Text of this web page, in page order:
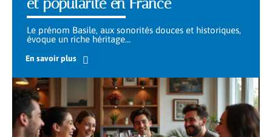
et popularité en France
Le prénom Basile, aux sonorités douces et historiques,
évoque un riche héritage…
En savoir plus